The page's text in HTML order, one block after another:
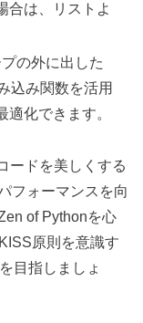
合は、リストよ
の外に出した
込み関数を活用
適化できます。
ードを美しくする
フォーマンスを向
of Pythonを心
原則を意識す
目指しましょ